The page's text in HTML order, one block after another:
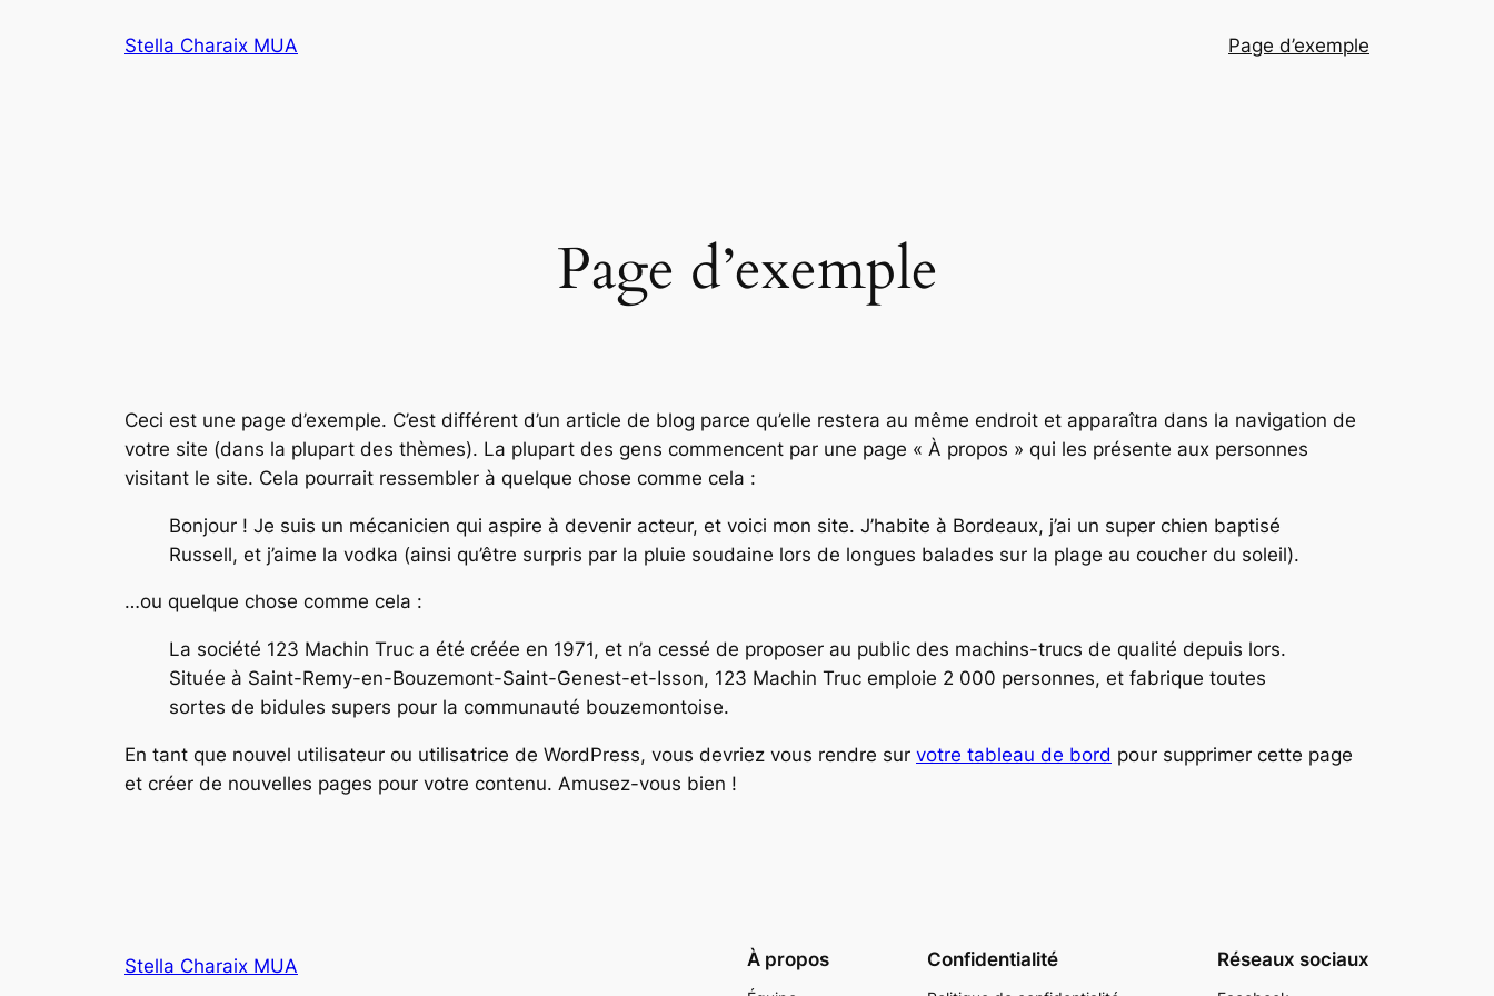
Stella Charaix MUA Page d’exemple
Page d’exemple
Ceci est une page d’exemple. C’est différent d’un article de blog parce qu’elle restera au même endroit et apparaîtra dans la navigation de
votre site (dans la plupart des thèmes). La plupart des gens commencent par une page « À propos » qui les présente aux personnes
visitant le site. Cela pourrait ressembler à quelque chose comme cela :
Bonjour ! Je suis un mécanicien qui aspire à devenir acteur, et voici mon site. J’habite à Bordeaux, j’ai un super chien baptisé
Russell, et j’aime la vodka (ainsi qu’être surpris par la pluie soudaine lors de longues balades sur la plage au coucher du soleil).
…ou quelque chose comme cela :
La société 123 Machin Truc a été créée en 1971, et n’a cessé de proposer au public des machins-trucs de qualité depuis lors.
Située à Saint-Remy-en-Bouzemont-Saint-Genest-et-Isson, 123 Machin Truc emploie 2 000 personnes, et fabrique toutes
sortes de bidules supers pour la communauté bouzemontoise.
En tant que nouvel utilisateur ou utilisatrice de WordPress, vous devriez vous rendre sur votre tableau de bord pour supprimer cette page
et créer de nouvelles pages pour votre contenu. Amusez-vous bien !
Stella Charaix MUA À propos Confidentialité Réseaux sociaux